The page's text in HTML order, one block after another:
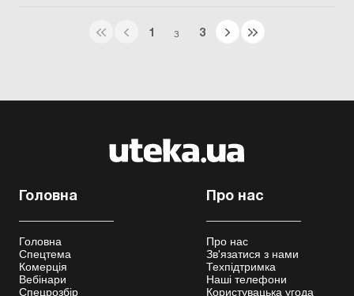
1 З 3
Головна
Головна
Спецтема
Комерція
Вебінари
Спецрозбір
Про нас
Про нас
Зв'язатися з нами
Техпідтримка
Наші телефони
Користувацька угода